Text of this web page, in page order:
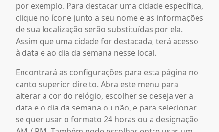
por exemplo. Para destacar uma cidade específica,
clique no ícone junto a seu nome e as informações
de sua localização serão substituídas por ela.
Assim que uma cidade for destacada, terá acesso
à data e ao dia da semana nesse local.
Encontrará as configurações para esta página no
canto superior direito. Abra este menu para
alterar a cor do relógio, escolher se deseja ver a
data e o dia da semana ou não, e para selecionar
se quer usar o formato 24 horas ou a designação